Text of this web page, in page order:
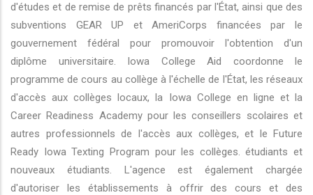
d'études et de remise de prêts financés par l'État, ainsi que des
subventions GEAR UP et AmeriCorps financées par le
gouvernement fédéral pour promouvoir l'obtention d'un
diplôme universitaire. Iowa College Aid coordonne le
programme de cours au collège à l'échelle de l'État, les réseaux
d'accès aux collèges locaux, la Iowa College en ligne et la
Career Readiness Academy pour les conseillers scolaires et
autres professionnels de l'accès aux collèges, et le Future
Ready Iowa Texting Program pour les collèges. étudiants et
nouveaux étudiants. L'agence est également chargée
d'autoriser les établissements à offrir des cours et des